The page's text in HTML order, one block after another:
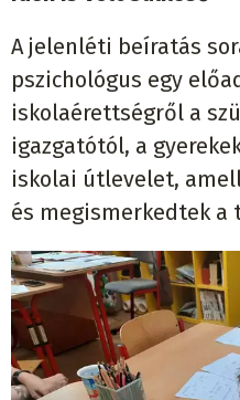
A jelenléti beíratás
pszichológus egy
iskolaérettségről a
igazgatótól, a
iskolai útlevelet,
és megismerkedtek